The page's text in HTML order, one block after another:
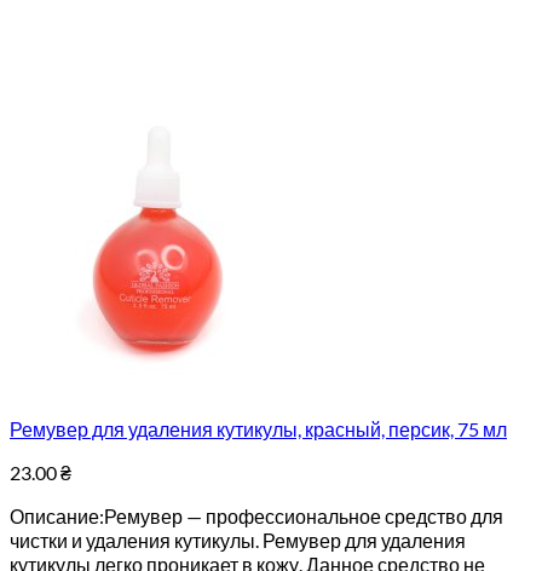
Ремувер для удаления кутикулы, красный, персик, 75 мл
23.00₴
Описание:Ремувер — профессиональное средство для
чистки и удаления кутикулы. Ремувер для удаления
кутикулы легко проникает в кожу. Данное средство не